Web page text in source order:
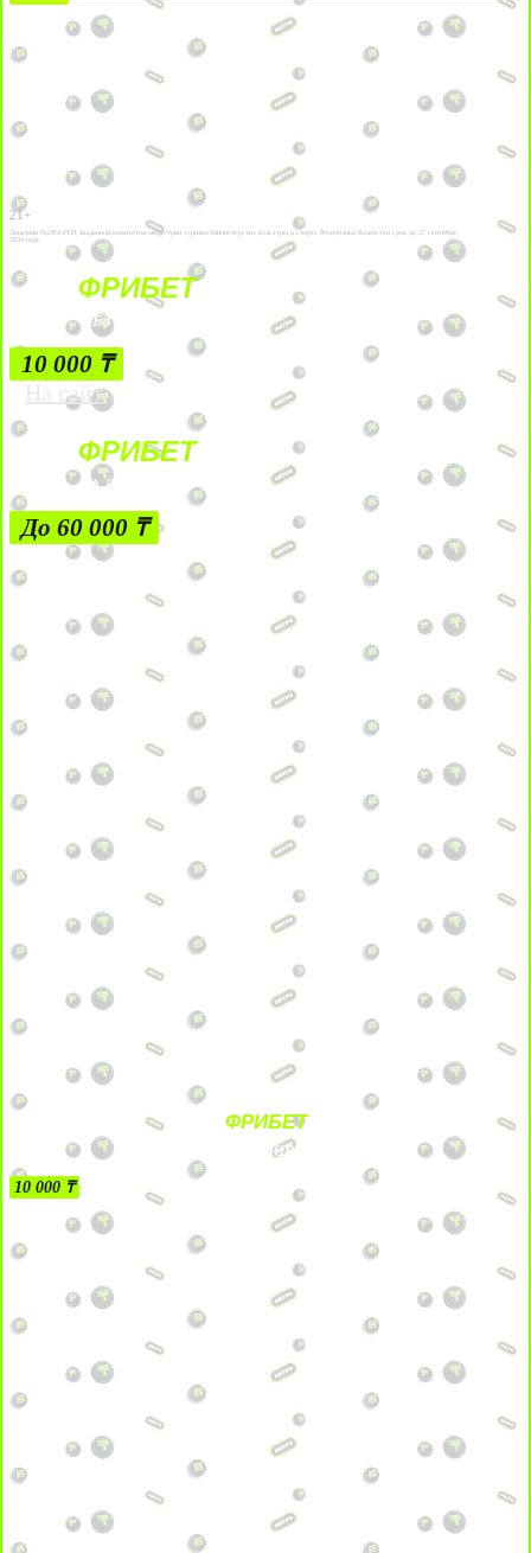
21+
Лицензии №24514359, выданной комитетом индустрии туризма Министерства культуры и спорта Республики Казахстан срок до 27 сентября
2034 года.
ФРИБЕТ
БЕЗ УСЛОВИЙ
10 000 ₸
На сайт
ФРИБЕТ
ЗА ДЕПОЗИТЫ
До 60 000 ₸
ФРИБЕТ
БЕЗ УСЛОВИЙ
10 000 ₸